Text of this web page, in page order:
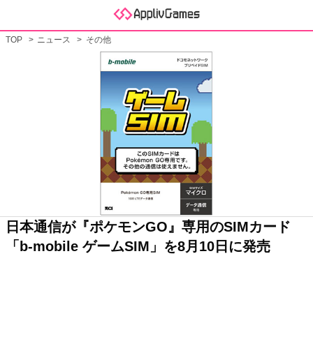
TOP ニュース その他
日本通信が『ポケモンGO』専用のSIMカード
「b-mobile ゲームSIM」を8月10日に発売